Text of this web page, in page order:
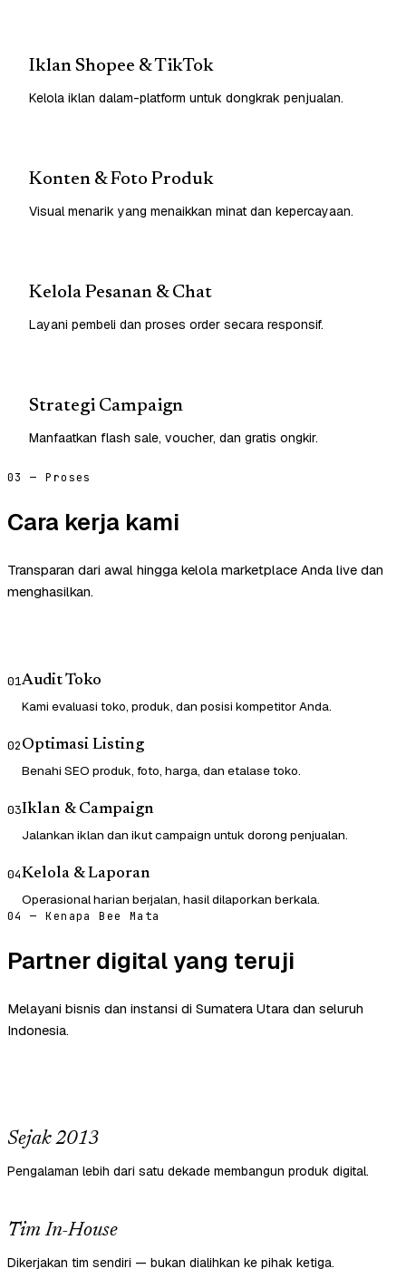
Iklan Shopee & TikTok
Kelola iklan dalam-platform untuk dongkrak penjualan.
Konten & Foto Produk
Visual menarik yang menaikkan minat dan kepercayaan.
Kelola Pesanan & Chat
Layani pembeli dan proses order secara responsif.
Strategi Campaign
Manfaatkan flash sale, voucher, dan gratis ongkir.
03 — Proses
Cara kerja kami
Transparan dari awal hingga kelola marketplace Anda live dan
menghasilkan.
01Audit Toko
Kami evaluasi toko, produk, dan posisi kompetitor Anda.
02Optimasi Listing
Benahi SEO produk, foto, harga, dan etalase toko.
03Iklan & Campaign
Jalankan iklan dan ikut campaign untuk dorong penjualan.
04Kelola & Laporan
Operasional harian berjalan, hasil dilaporkan berkala.
04 — Kenapa Bee Mata
Partner digital yang teruji
Melayani bisnis dan instansi di Sumatera Utara dan seluruh
Indonesia.
Sejak 2013
Pengalaman lebih dari satu dekade membangun produk digital.
Tim In-House
Dikerjakan tim sendiri — bukan dialihkan ke pihak ketiga.